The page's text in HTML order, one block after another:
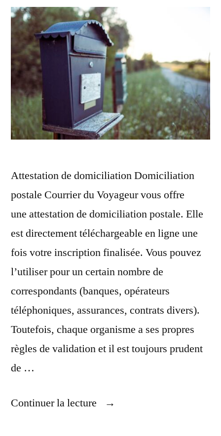
Attestation de domiciliation Domiciliation
postale Courrier du Voyageur vous offre
une attestation de domiciliation postale. Elle
est directement téléchargeable en ligne une
fois votre inscription finalisée. Vous pouvez
l’utiliser pour un certain nombre de
correspondants (banques, opérateurs
téléphoniques, assurances, contrats divers).
Toutefois, chaque organisme a ses propres
règles de validation et il est toujours prudent
de …
Continuer la lecture
« Recevoir